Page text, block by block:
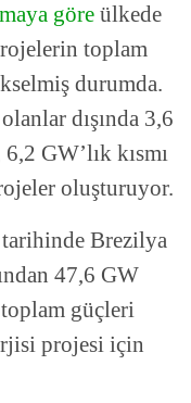
göre ülkede
toplam
durumda.
dışında 3,6
GW’lık kısmı
oluşturuyor.
Brezilya
47,6 GW
güçleri
projesi için